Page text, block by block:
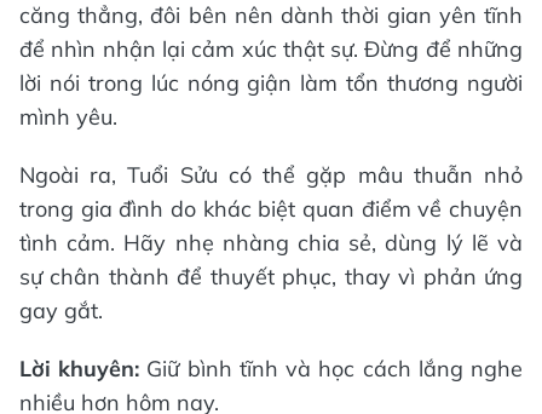
căng thẳng, đôi bên nên dành thời gian yên tĩnh
để nhìn nhận lại cảm xúc thật sự. Đừng để những
lời nói trong lúc nóng giận làm tổn thương người
mình yêu.
Ngoài ra, Tuổi Sửu có thể gặp mâu thuẫn nhỏ
trong gia đình do khác biệt quan điểm về chuyện
tình cảm. Hãy nhẹ nhàng chia sẻ, dùng lý lẽ và
sự chân thành để thuyết phục, thay vì phản ứng
gay gắt.
Lời khuyên: Giữ bình tĩnh và học cách lắng nghe
nhiều hơn hôm nay.